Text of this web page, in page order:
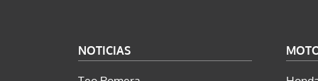
NOTICIAS